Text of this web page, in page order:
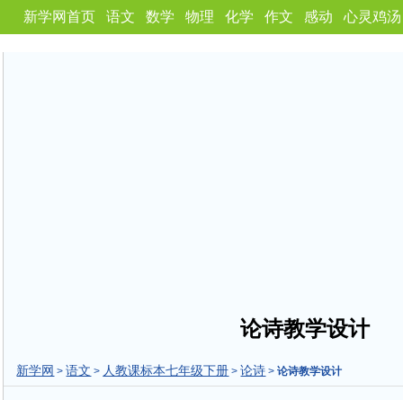
新学网首页 语文 数学 物理 化学 作文 感动 心灵鸡汤
论诗教学设计
新学网 >语文 > 人教课标本七年级下册 >论诗 >论诗教学设计